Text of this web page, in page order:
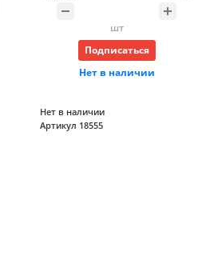
шт
Подписаться
Нет в наличии
Нет в наличии
Артикул 18555